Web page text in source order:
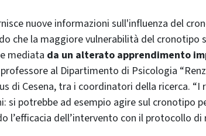
nuove informazioni sull'influenza del
che la maggiore vulnerabilità del cronotipo
mediata da un alterato apprendimento
al Dipartimento di Psicologia
di Cesena, tra i coordinatori della ricerca.
si potrebbe ad esempio agire sul cronotipo
l’efficacia dell’intervento con il protocollo